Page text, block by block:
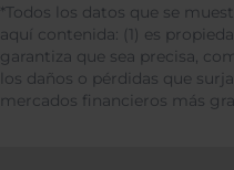
*Todos los datos que se
aquí contenida: (1) es
garantiza que sea precisa,
los daños o pérdidas que
mercados financieros más